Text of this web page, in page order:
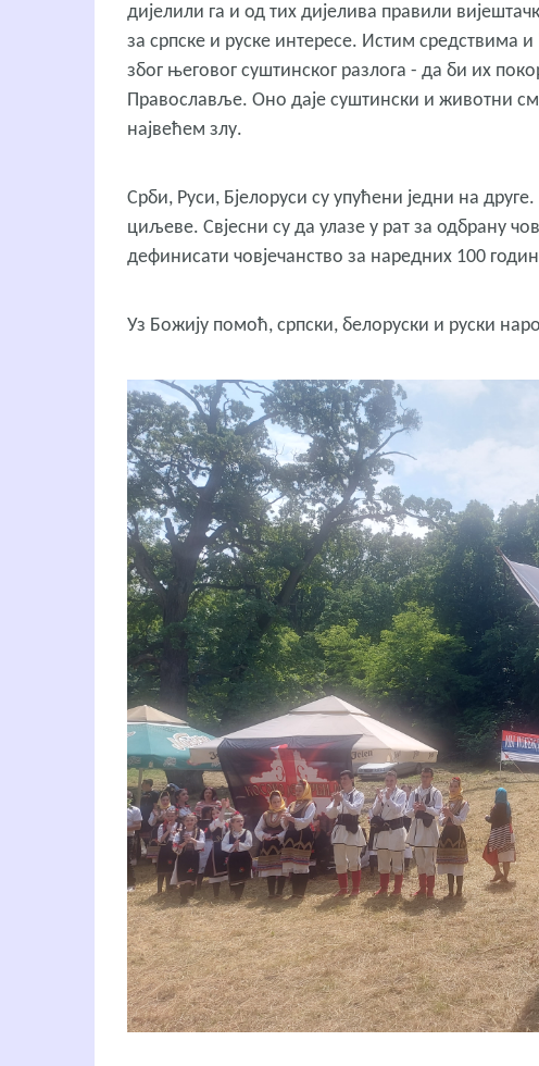
дијелили га и од тих дијелива правили
за српске и руске интересе. Истим средствима
због његовог суштинског разлога - да би их
Православље. Оно даје суштински и животни
највећем злу.
Срби, Руси, Бјелоруси су упућени једни на
циљеве. Свјесни су да улазе у рат за одбрану
дефинисати човјечанство за наредних 100
Уз Божију помоћ, српски, белоруски и руски